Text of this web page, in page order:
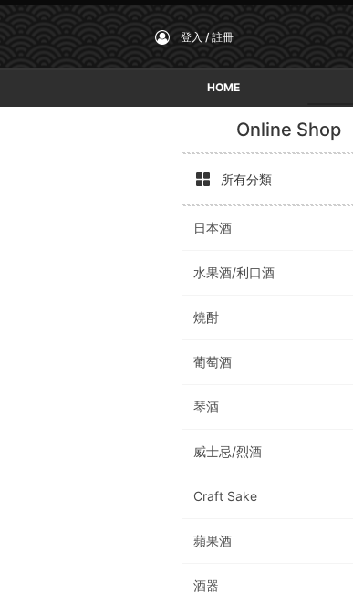
登入 / 註冊
HOME
Online Shop
所有分類
日本酒
水果酒/利口酒
燒酎
葡萄酒
琴酒
威士忌/烈酒
Craft Sake
蘋果酒
酒器